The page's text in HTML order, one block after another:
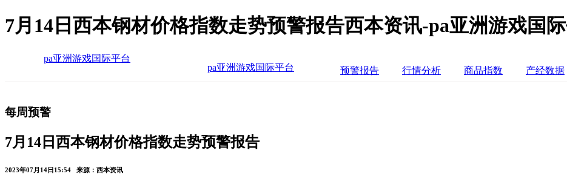
7月14日西本钢材价格指数走势预警报告西本资讯-pa亚洲游戏国
pa亚洲游戏国际平台
pa亚洲游戏国际平台
预警报告 行情分析 商品指数 产经数据
每周预警
7月14日西本钢材价格指数走势预警报告
2023年07月14日15:54 来源：西本资讯